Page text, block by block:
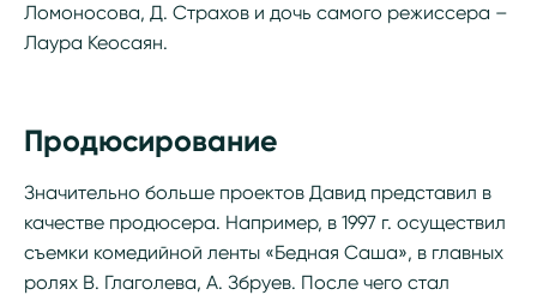
Ломоносова, Д. Страхов и дочь самого режиссера –
Лаура Кеосаян.
Продюсирование
Значительно больше проектов Давид представил в
качестве продюсера. Например, в 1997 г. осуществил
съемки комедийной ленты «Бедная Саша», в главных
ролях В. Глаголева, А. Збруев. После чего стал